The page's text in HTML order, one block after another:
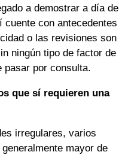
a demostrar a día de
con antecedentes
o las revisiones son
ningún tipo de factor de
pasar por consulta.
que sí requieren una
irregulares, varios
mayor de